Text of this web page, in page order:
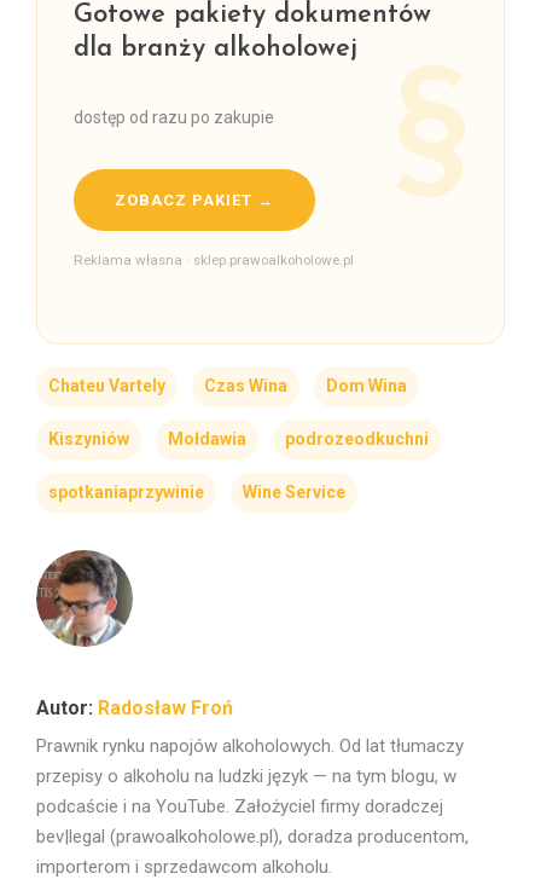
Gotowe pakiety dokumentów
dla branży alkoholowej
dostęp od razu po zakupie
ZOBACZ PAKIET →
Reklama własna · sklep.prawoalkoholowe.pl
Chateu Vartely Czas Wina Dom Wina
Kiszyniów Mołdawia podrozeodkuchni
spotkaniaprzywinie Wine Service
Radosław Froń
Prawnik rynku napojów alkoholowych. Od lat tłumaczy
przepisy o alkoholu na ludzki język — na tym blogu, w
podcaście i na YouTube. Założyciel firmy doradczej
bev|legal (prawoalkoholowe.pl), doradza producentom,
importerom i sprzedawcom alkoholu.